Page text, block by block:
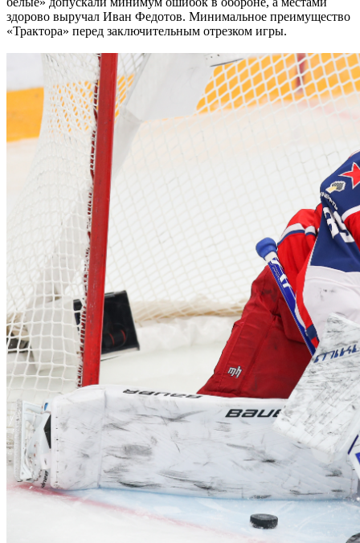
здорово выручал Иван Федотов. Минимальное преимущество
«Трактора» перед заключительным отрезком игры.